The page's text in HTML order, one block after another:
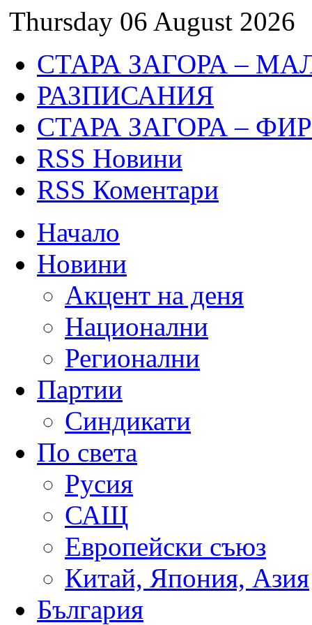
Thursday 06 August 2026
СТАРА ЗАГОРА –
РАЗПИСАНИЯ
СТАРА ЗАГОРА –
RSS Новини
RSS Коментари
Начало
Новини
Акцент на деня
Национални
Регионални
Партии
Синдикати
По света
Русия
САЩ
Европейски съюз
Китай, Япония, Азия
България